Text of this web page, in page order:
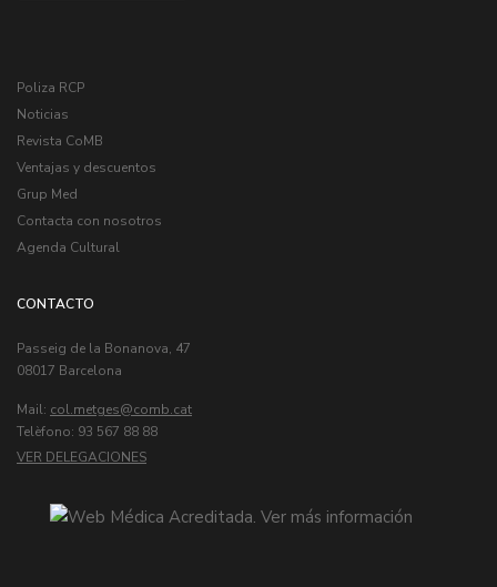
Poliza RCP
Noticias
Revista CoMB
Ventajas y descuentos
Grup Med
Contacta con nosotros
Agenda Cultural
CONTACTO
Passeig de la Bonanova, 47
08017 Barcelona
Mail: col.metges
Telèfono: 93 567 88 88
VER DELEGACIONES